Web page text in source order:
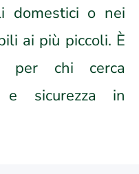
domestici o nei
ai più piccoli. È
per chi cerca
e sicurezza in